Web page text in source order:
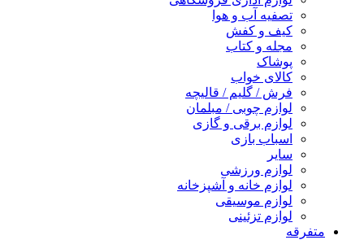
تصفیه آب و هوا
کیف و کفش
مجله و کتاب
پوشاک
کالای خواب
فرش / گلیم / قالیچه
لوازم چوبی / مبلمان
لوازم برقی و گازی
اسباب بازی
سایر
لوازم ورزشی
لوازم خانه و آشپزخانه
لوازم موسیقی
لوازم تزئینی
متفرقه